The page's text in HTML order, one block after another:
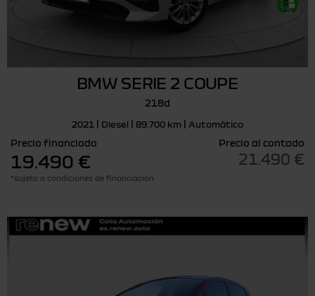
BMW SERIE 2 COUPE
218d
2021 | Diesel | 89.700 km | Automático
Precio financiado
19.490 €
*sujeto a condiciones de financiación
Precio al contado
21.490 €